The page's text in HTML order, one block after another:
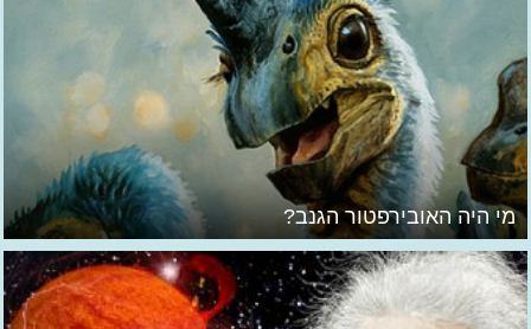
מי היה האובירפטור הגנב?